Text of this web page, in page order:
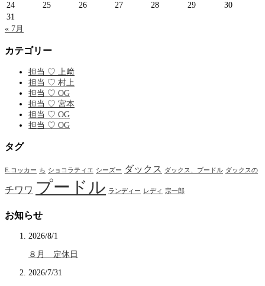
24
25 26 27 28 29
30
31
« 7月
カテゴリー
担当 ♡ 上﨑
担当 ♡ 村上
担当 ♡ OG
担当 ♡ 宮本
担当 ♡ OG
担当 ♡ OG
タグ
E.コッカー ち ショコラティエ シーズー ダックス ダックス、プードル ダックスの
チワワ プードル ランディー レディ 宗一郎
お知らせ
2026/8/1
８月 定休日
2026/7/31